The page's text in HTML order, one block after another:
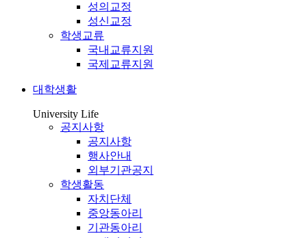
성의교정
성신교정
학생교류
국내교류지원
국제교류지원
대학생활
University Life
공지사항
공지사항
행사안내
외부기관공지
학생활동
자치단체
중앙동아리
기관동아리